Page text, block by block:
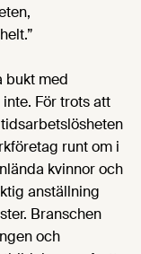
bukt med
För trots att
runt om i
kvinnor och
anställning
Branschen
och